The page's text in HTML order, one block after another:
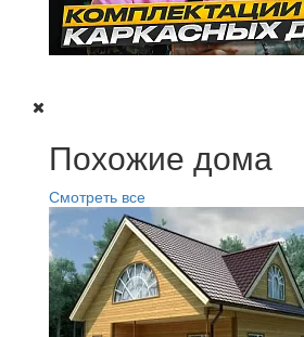
Похожие дома
Смотреть все